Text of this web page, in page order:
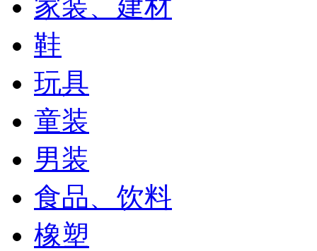
家装、建材
鞋
玩具
童装
男装
食品、饮料
橡塑